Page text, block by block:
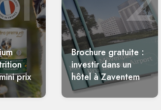
prix
Brochure gratuite :
investir dans un
hôtel à Zaventem